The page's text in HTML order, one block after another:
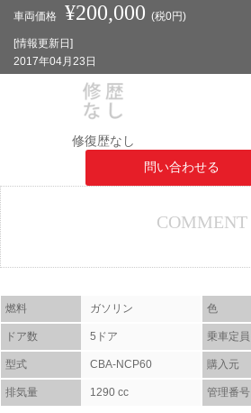
車両価格 ¥200,000(税0円)
[情報更新日]
2017年04月23日
修復歴なし
問い合わせる
COMMENT
燃料 ガソリン 色
ドア数 5ドア 乗車定員
型式 CBA-NCP60 購入元
排気量 1290 cc 管理番号